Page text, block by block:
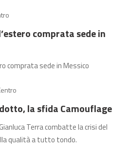
comprata sede in
comprata sede in Messico
la sfida Camouflage
Terra combatte la crisi del
qualità a tutto tondo.